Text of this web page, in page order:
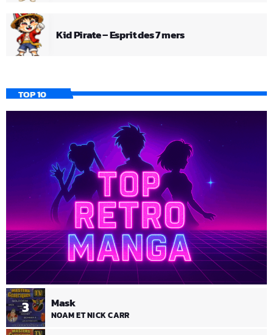
Kid Pirate – Esprit des 7 mers
TOP 10
3 Mask
NOAM ET NICK CARR